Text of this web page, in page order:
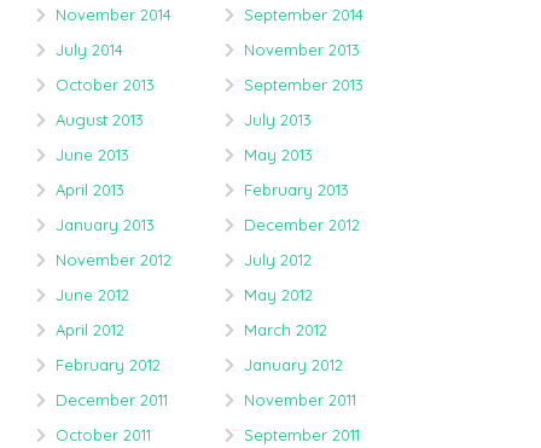
November 2014
September 2014
July 2014
November 2013
October 2013
September 2013
August 2013
July 2013
June 2013
May 2013
April 2013
February 2013
January 2013
December 2012
November 2012
July 2012
June 2012
May 2012
April 2012
March 2012
February 2012
January 2012
December 2011
November 2011
October 2011
September 2011